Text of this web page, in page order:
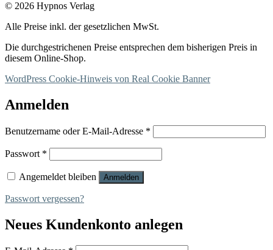
© 2026 Hypnos Verlag
Alle Preise inkl. der gesetzlichen MwSt.
Die durchgestrichenen Preise entsprechen dem bisherigen Preis in
diesem Online-Shop.
WordPress Cookie-Hinweis von Real Cookie Banner
Anmelden
Benutzername oder E-Mail-Adresse *
Passwort *
Angemeldet bleiben Anmelden
Passwort vergessen?
Neues Kundenkonto anlegen